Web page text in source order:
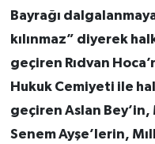
Bayrağı
kılınmaz” diyerek
geçiren Rıdvan
Hukuk Cemiyeti ile
geçiren Aslan Bey’in,
Senem Ayşe’lerin,